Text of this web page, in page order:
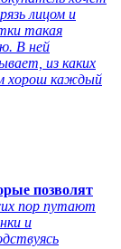
лицом и
такая
В ней
из каких
хорош каждый
позволят
пор путают
и